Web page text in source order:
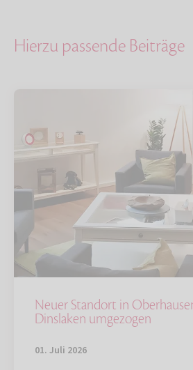
Hierzu passende Beiträge
Neuer Standort in
Dinslaken umgezogen
01. Juli 2026